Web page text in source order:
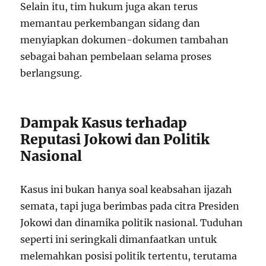
Selain itu, tim hukum juga akan terus
memantau perkembangan sidang dan
menyiapkan dokumen-dokumen tambahan
sebagai bahan pembelaan selama proses
berlangsung.
Dampak Kasus terhadap
Reputasi Jokowi dan Politik
Nasional
Kasus ini bukan hanya soal keabsahan ijazah
semata, tapi juga berimbas pada citra Presiden
Jokowi dan dinamika politik nasional. Tuduhan
seperti ini seringkali dimanfaatkan untuk
melemahkan posisi politik tertentu, terutama